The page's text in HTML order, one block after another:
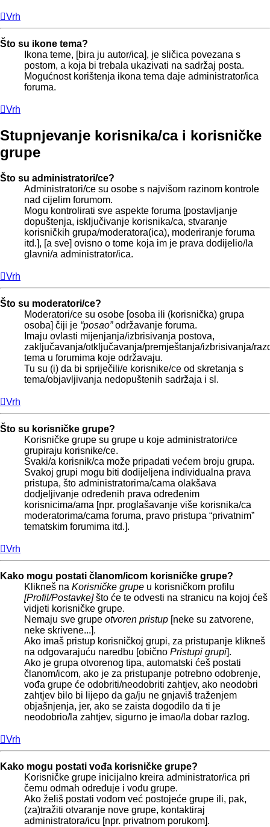
Vrh
Što su ikone tema?
Ikona teme, [bira ju autor/ica], je sličica povezana s
postom, a koja bi trebala ukazivati na sadržaj posta.
Mogućnost korištenja ikona tema daje administrator/ica
foruma.
Vrh
Stupnjevanje korisnika/ca i korisničke
grupe
Što su administratori/ce?
Administratori/ce su osobe s najvišom razinom kontrole
nad cijelim forumom.
Mogu kontrolirati sve aspekte foruma [postavljanje
dopuštenja, isključivanje korisnika/ca, stvaranje
korisničkih grupa/moderatora(ica), moderiranje foruma
itd.], [a sve] ovisno o tome koja im je prava dodijelio/la
glavni/a administrator/ica.
Vrh
Što su moderatori/ce?
Moderatori/ce su osobe [osoba ili (korisnička) grupa
osoba] čiji je “posao”održavanje foruma.
Imaju ovlasti mijenjanja/izbrisivanja postova,
zaključavanja/otključavanja/premještanja/izbrisivanja/
tema u forumima koje održavaju.
Tu su (i) da bi spriječili/e korisnike/ce od skretanja s
tema/objavljivanja nedopuštenih sadržaja i sl.
Vrh
Što su korisničke grupe?
Korisničke grupe su grupe u koje administratori/ce
grupiraju korisnike/ce.
Svaki/a korisnik/ca može pripadati većem broju grupa.
Svakoj grupi mogu biti dodijeljena individualna prava
pristupa, što administratorima/cama olakšava
dodjeljivanje određenih prava određenim
korisnicima/ama [npr. proglašavanje više korisnika/ca
moderatorima/cama foruma, pravo pristupa “privatnim”
tematskim forumima itd.].
Vrh
Kako mogu postati članom/icom korisničke grupe?
Klikneš na Korisničke grupe u korisničkom profilu
[Profil/Postavke]što će te odvesti na stranicu na kojoj ćeš
vidjeti korisničke grupe.
Nemaju sve grupe otvoren pristup [neke su zatvorene,
neke skrivene...].
Ako imaš pristup korisničkoj grupi, za pristupanje klikneš
na odgovarajuću naredbu [obično Pristupi grupi].
Ako je grupa otvorenog tipa, automatski ćeš postati
članom/icom, ako je za pristupanje potrebno odobrenje,
vođa grupe će odobriti/neodobriti zahtjev, ako neodobri
zahtjev bilo bi lijepo da ga/ju ne gnjaviš traženjem
objašnjenja, jer, ako se zaista dogodilo da ti je
neodobrio/la zahtjev, sigurno je imao/la dobar razlog.
Vrh
Kako mogu postati vođa korisničke grupe?
Korisničke grupe inicijalno kreira administrator/ica pri
čemu odmah određuje i vođu grupe.
Ako želiš postati vođom već postojeće grupe ili, pak,
(za)tražiti otvaranje nove grupe, kontaktiraj
administratora/icu [npr. privatnom porukom].